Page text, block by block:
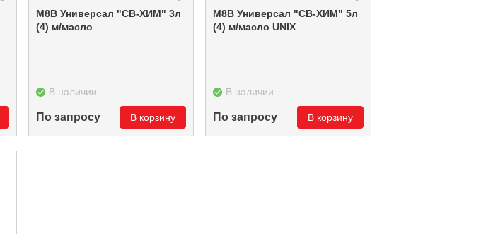
М8В Универсал "СВ-ХИМ" 3л
(4) м/масло
В наличии
По запросу В корзину
М8В Универсал "СВ-ХИМ" 5л
(4) м/масло UNIX
В наличии
По запросу В корзину